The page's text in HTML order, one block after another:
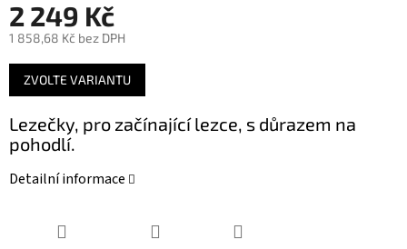
2 249 Kč
1 858,68 Kč bez DPH
Měrná
cena:
ZVOLTE VARIANTU
Lezečky, pro začínající lezce, s důrazem na
pohodlí.
Detailní informace